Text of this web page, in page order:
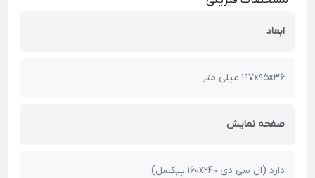
ابعاد
197x95x36 میلی متر
صفحه نمایش
دارد (ال سی دی 160x240 پیکسل)